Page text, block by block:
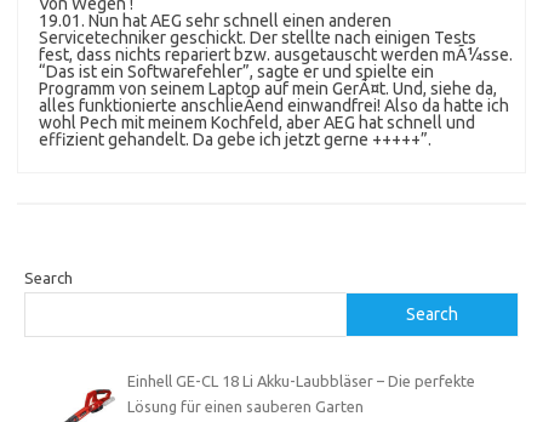
19.01. Nun hat AEG sehr schnell einen anderen
Servicetechniker geschickt. Der stellte nach einigen Tests
fest, dass nichts repariert bzw. ausgetauscht werden mÃ¼sse.
“Das ist ein Softwarefehler”, sagte er und spielte ein
Programm von seinem Laptop auf mein GerÃ¤t. Und, siehe da,
alles funktionierte anschlieÃend einwandfrei! Also da hatte ich
wohl Pech mit meinem Kochfeld, aber AEG hat schnell und
effizient gehandelt. Da gebe ich jetzt gerne +++++”.
Search
Search
Einhell GE-CL 18 Li Akku-Laubbläser – Die perfekte
Lösung für einen sauberen Garten